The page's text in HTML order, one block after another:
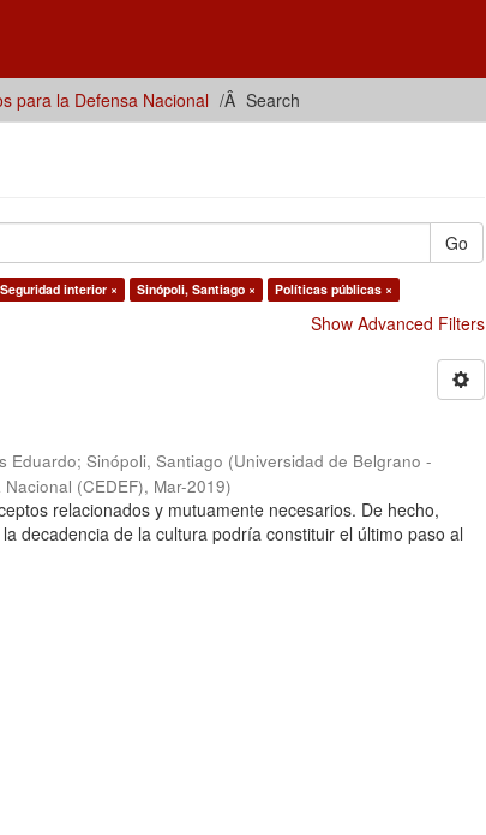
para la Defensa Nacional Search
Go
Seguridad interior × Sinópoli, Santiago × Políticas públicas ×
Show Advanced Filters
Eduardo;Sinópoli, Santiago (Universidad de Belgrano -
(CEDEF), Mar-2019)
relacionados y mutuamente necesarios. De hecho,
decadencia de la cultura podría constituir el último paso al